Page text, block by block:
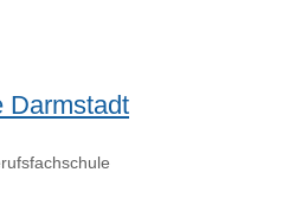
Darmstadt